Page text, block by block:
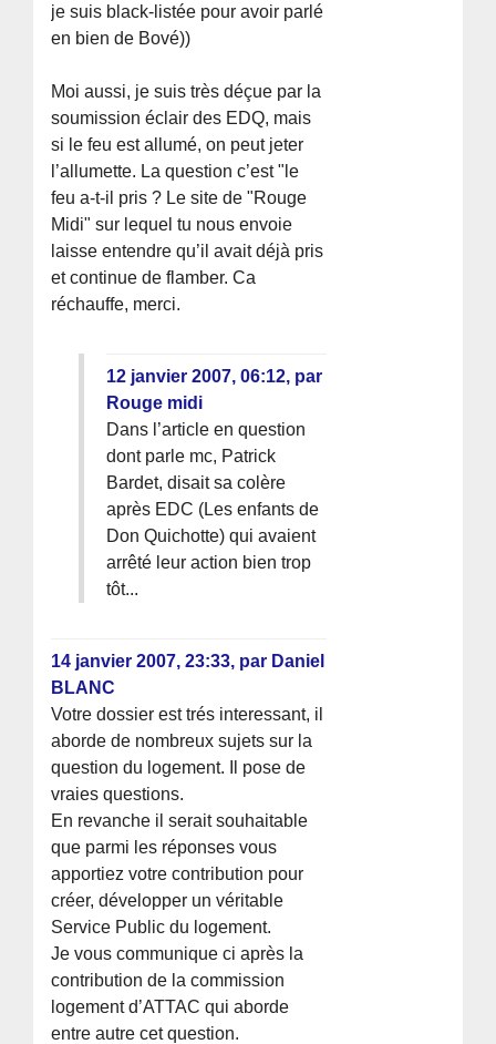
je suis black-listée pour avoir parlé
en bien de Bové))
Moi aussi, je suis très déçue par la
soumission éclair des EDQ, mais
si le feu est allumé, on peut jeter
l’allumette. La question c’est "le
feu a-t-il pris ? Le site de "Rouge
Midi" sur lequel tu nous envoie
laisse entendre qu’il avait déjà pris
et continue de flamber. Ca
réchauffe, merci.
12 janvier 2007, 06:12, par
Rouge midi
Dans l’article en question
dont parle mc, Patrick
Bardet, disait sa colère
après EDC (Les enfants de
Don Quichotte) qui avaient
arrêté leur action bien trop
tôt...
14 janvier 2007, 23:33, par Daniel
BLANC
Votre dossier est trés interessant, il
aborde de nombreux sujets sur la
question du logement. Il pose de
vraies questions.
En revanche il serait souhaitable
que parmi les réponses vous
apportiez votre contribution pour
créer, développer un véritable
Service Public du logement.
Je vous communique ci après la
contribution de la commission
logement d’ATTAC qui aborde
entre autre cet question.